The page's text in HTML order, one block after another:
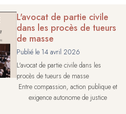
L'avocat de partie civile
dans les procès de tueurs
de masse
Publié le 14 avril 2026
L'avocat de partie civile dans les
procès de tueurs de masse
Entre compassion, action publique et
exigence autonome de justice